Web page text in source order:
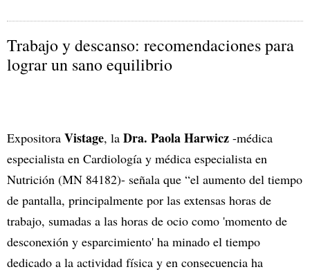
Trabajo y descanso: recomendaciones para
lograr un sano equilibrio
Expositora Vistage, la Dra. Paola Harwicz -médica
especialista en Cardiología y médica especialista en
Nutrición (MN 84182)- señala que “el aumento del tiempo
de pantalla, principalmente por las extensas horas de
trabajo, sumadas a las horas de ocio como 'momento de
desconexión y esparcimiento' ha minado el tiempo
dedicado a la actividad física y en consecuencia ha